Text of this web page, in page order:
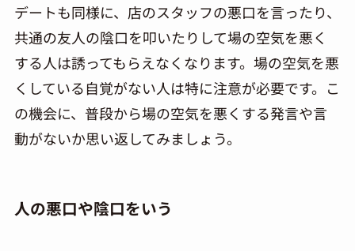
デートも同様に、店のスタッフの悪口を言ったり、
共通の友人の陰口を叩いたりして場の空気を悪く
する人は誘ってもらえなくなります。場の空気を悪
くしている自覚がない人は特に注意が必要です。こ
の機会に、普段から場の空気を悪くする発言や言
動がないか思い返してみましょう。
人の悪口や陰口をいう